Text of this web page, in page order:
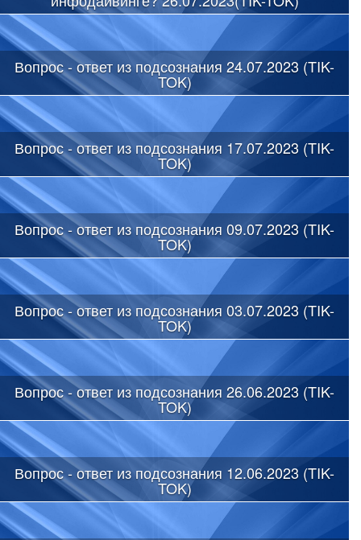
Вопрос - ответ из подсознания 24.07.2023 (TIK-
TOK)
Вопрос - ответ из подсознания 17.07.2023 (TIK-
TOK)
Вопрос - ответ из подсознания 09.07.2023 (TIK-
TOK)
Вопрос - ответ из подсознания 03.07.2023 (TIK-
TOK)
Вопрос - ответ из подсознания 26.06.2023 (TIK-
TOK)
Вопрос - ответ из подсознания 12.06.2023 (TIK-
TOK)